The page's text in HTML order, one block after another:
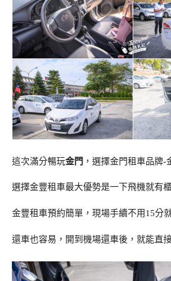
這次滿分暢玩金門 ，選擇金門租車品牌-
選擇金豐租車最大優勢是一下飛機就有
金豐租車預約簡單，現場手續不用15分
還車也容易，開到機場還車後，就能直